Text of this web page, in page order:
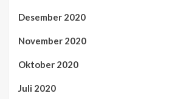
Desember 2020
November 2020
Oktober 2020
Juli 2020